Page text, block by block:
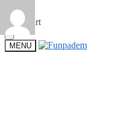
Your Cart
MENU